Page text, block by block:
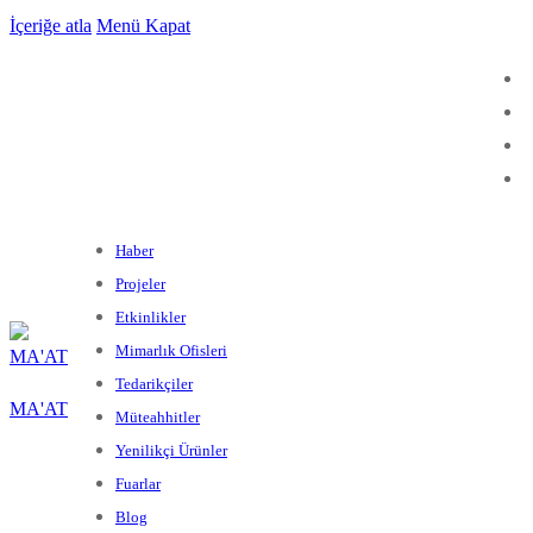
İçeriğe atla Menü Kapat
MA'AT
Haber
Projeler
Etkinlikler
Mimarlık Ofisleri
Tedarikçiler
Müteahhitler
Yenilikçi Ürünler
Fuarlar
Blog